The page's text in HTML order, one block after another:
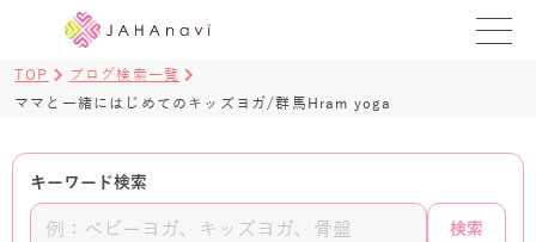
レッスンを探す
BLOG
TOP
ブログ検索一覧
ママと一緒にはじめてのキッズヨガ/群馬Hram yoga
キーワード検索
検索